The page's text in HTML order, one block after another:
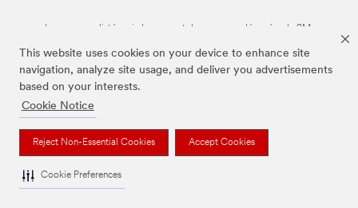
This website uses cookies on your device to enhance site
navigation, analyze site usage, and deliver you advertisements
based on your interests.
Cookie Notice
Reject Non-Essential Cookies Accept Cookies
Cookie Preferences
Les marques listées ci-dessus sont des marques déposées de 3M.